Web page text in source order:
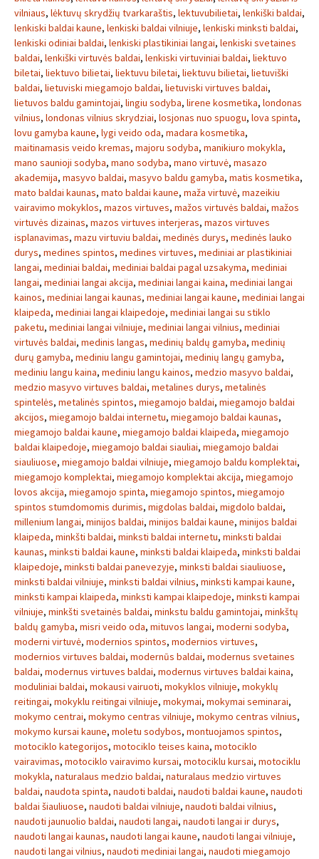
vilniaus, lėktuvų skrydžių tvarkaraštis, lektuvubilietai, lenkiški baldai,
lenkiski baldai kaune, lenkiski baldai vilniuje, lenkiski minksti baldai,
lenkiski odiniai baldai, lenkiski plastikiniai langai, lenkiski svetaines
baldai, lenkiški virtuvės baldai, lenkiski virtuviniai baldai, liektuvo
biletai, liektuvo bilietai, liektuvu biletai, liektuvu bilietai, lietuviški
baldai, lietuviski miegamojo baldai, lietuviski virtuves baldai,
lietuvos baldu gamintojai, lingiu sodyba, lirene kosmetika, londonas
vilnius, londonas vilnius skrydziai, losjonas nuo spuogu, lova spinta,
lovu gamyba kaune, lygi veido oda, madara kosmetika,
maitinamasis veido kremas, majoru sodyba, manikiuro mokykla,
mano saunioji sodyba, mano sodyba, mano virtuvė, masazo
akademija, masyvo baldai, masyvo baldu gamyba, matis kosmetika,
mato baldai kaunas, mato baldai kaune, maža virtuvė, mazeikiu
vairavimo mokyklos, mazos virtuves, mažos virtuvės baldai, mažos
virtuvės dizainas, mazos virtuves interjeras, mazos virtuves
isplanavimas, mazu virtuviu baldai, medinės durys, medinės lauko
durys, medines spintos, medines virtuves, mediniai ar plastikiniai
langai, mediniai baldai, mediniai baldai pagal uzsakyma, mediniai
langai, mediniai langai akcija, mediniai langai kaina, mediniai langai
kainos, mediniai langai kaunas, mediniai langai kaune, mediniai langai
klaipeda, mediniai langai klaipedoje, mediniai langai su stiklo
paketu, mediniai langai vilniuje, mediniai langai vilnius, mediniai
virtuvės baldai, medinis langas, medinių baldų gamyba, medinių
durų gamyba, mediniu langu gamintojai, medinių langų gamyba,
mediniu langu kaina, mediniu langu kainos, medzio masyvo baldai,
medzio masyvo virtuves baldai, metalines durys, metalinės
spintelės, metalinės spintos, miegamojo baldai, miegamojo baldai
akcijos, miegamojo baldai internetu, miegamojo baldai kaunas,
miegamojo baldai kaune, miegamojo baldai klaipeda, miegamojo
baldai klaipedoje, miegamojo baldai siauliai, miegamojo baldai
siauliuose, miegamojo baldai vilniuje, miegamojo baldu komplektai,
miegamojo komplektai, miegamojo komplektai akcija, miegamojo
lovos akcija, miegamojo spinta, miegamojo spintos, miegamojo
spintos stumdomomis durimis, migdolas baldai, migdolo baldai,
millenium langai, minijos baldai, minijos baldai kaune, minijos baldai
klaipeda, minkšti baldai, minksti baldai internetu, minksti baldai
kaunas, minksti baldai kaune, minksti baldai klaipeda, minksti baldai
klaipedoje, minksti baldai panevezyje, minksti baldai siauliuose,
minksti baldai vilniuje, minksti baldai vilnius, minksti kampai kaune,
minksti kampai klaipeda, minksti kampai klaipedoje, minksti kampai
vilniuje, minkšti svetainės baldai, minkstu baldu gamintojai, minkštų
baldų gamyba, misri veido oda, mituvos langai, moderni sodyba,
moderni virtuvė, modernios spintos, modernios virtuves,
modernios virtuves baldai, modernūs baldai, modernus svetaines
baldai, modernus virtuves baldai, modernus virtuves baldai kaina,
moduliniai baldai, mokausi vairuoti, mokyklos vilniuje, mokyklų
reitingai, mokyklu reitingai vilniuje, mokymai, mokymai seminarai,
mokymo centrai, mokymo centras vilniuje, mokymo centras vilnius,
mokymo kursai kaune, moletu sodybos, montuojamos spintos,
motociklo kategorijos, motociklo teises kaina, motociklo
vairavimas, motociklo vairavimo kursai, motociklu kursai, motociklu
mokykla, naturalaus medzio baldai, naturalaus medzio virtuves
baldai, naudota spinta, naudoti baldai, naudoti baldai kaune, naudoti
baldai šiauliuose, naudoti baldai vilniuje, naudoti baldai vilnius,
naudoti jaunuolio baldai, naudoti langai, naudoti langai ir durys,
naudoti langai kaunas, naudoti langai kaune, naudoti langai vilniuje,
naudoti langai vilnius, naudoti mediniai langai, naudoti miegamojo